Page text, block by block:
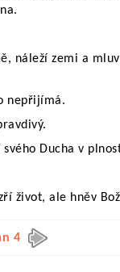
náleží zemi a
nepřijímá.
Ducha v
život, ale hněv
4